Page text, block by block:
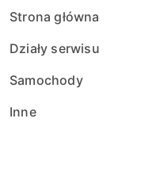
Strona główna
Działy serwisu
Samochody
Inne